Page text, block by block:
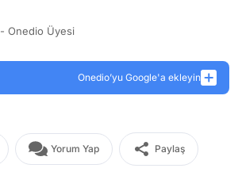
- Onedio Üyesi
Onedio’yu Google'a ekleyin
Yorum Yap Paylaş